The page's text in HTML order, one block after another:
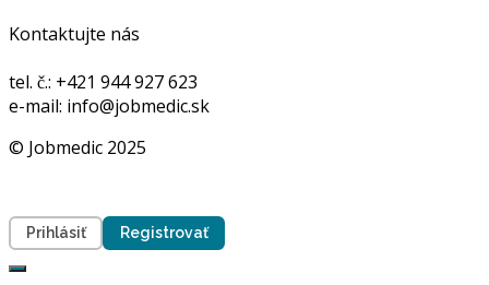
Kontaktujte nás
tel. č.: +421 944 927 623
e-mail: info@jobmedic.sk
© Jobmedic 2025
Prihlásiť Registrovať